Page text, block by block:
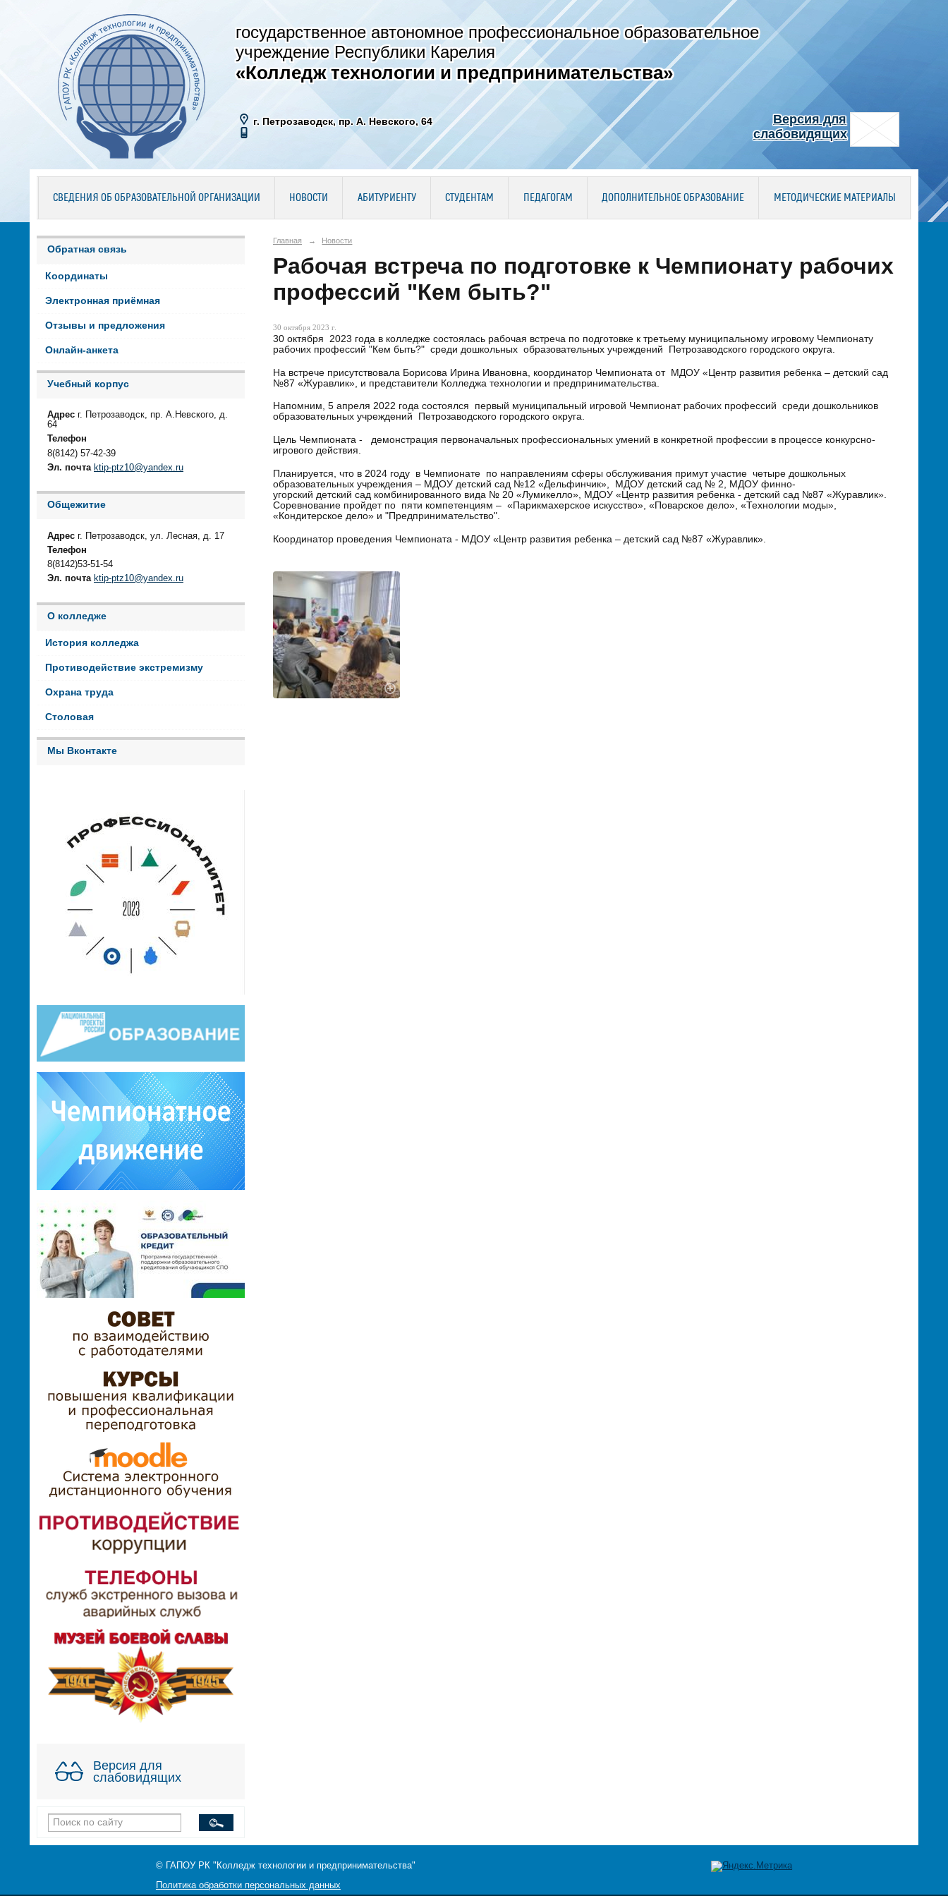
государственное автономное профессиональное образовательное
учреждение Республики Карелия
«Колледж технологии и предпринимательства»
г. Петрозаводск, пр. А. Невского, 64
Версия для
слабовидящих
СВЕДЕНИЯ ОБ ОБРАЗОВАТЕЛЬНОЙ ОРГАНИЗАЦИИ НОВОСТИ АБИТУРИЕНТУ СТУДЕНТАМ ПЕДАГОГАМ ДОПОЛНИТЕЛЬНОЕ ОБРАЗОВАНИЕ МЕТОДИЧЕСКИЕ МАТЕРИАЛЫ
Обратная связь
Координаты
Электронная приёмная
Отзывы и предложения
Онлайн-анкета
Учебный корпус
Адрес г. Петрозаводск, пр. А.Невского, д.
64
Телефон
8(8142) 57-42-39
Эл. почта ktip-ptz10@yandex.ru
Общежитие
Адрес г. Петрозаводск, ул. Лесная, д. 17
Телефон
8(8142)53-51-54
Эл. почта ktip-ptz10@yandex.ru
О колледже
История колледжа
Противодействие экстремизму
Охрана труда
Столовая
Мы Вконтакте
Версия для
слабовидящих
Главная → Новости
Рабочая встреча по подготовке к Чемпионату рабочих
профессий "Кем быть?"
30 октября 2023 г.
30 октября 2023 года в колледже состоялась рабочая встреча по подготовке к третьему муниципальному игровому Чемпионату
рабочих профессий "Кем быть?" среди дошкольных образовательных учреждений Петрозаводского городского округа.
На встрече присутствовала Борисова Ирина Ивановна, координатор Чемпионата от МДОУ «Центр развития ребенка – детский сад
№87 «Журавлик», и представители Колледжа технологии и предпринимательства.
Напомним, 5 апреля 2022 года состоялся первый муниципальный игровой Чемпионат рабочих профессий среди дошкольников
образовательных учреждений Петрозаводского городского округа.
Цель Чемпионата - демонстрация первоначальных профессиональных умений в конкретной профессии в процессе конкурсно-
игрового действия.
Планируется, что в 2024 году в Чемпионате по направлениям сферы обслуживания примут участие четыре дошкольных
образовательных учреждения – МДОУ детский сад №12 «Дельфинчик», МДОУ детский сад № 2, МДОУ финно-
угорский детский сад комбинированного вида № 20 «Лумикелло», МДОУ «Центр развития ребенка - детский сад №87 «Журавлик».
Соревнование пройдет по пяти компетенциям – «Парикмахерское искусство», «Поварское дело», «Технологии моды»,
«Кондитерское дело» и "Предпринимательство".
Координатор проведения Чемпионата - МДОУ «Центр развития ребенка – детский сад №87 «Журавлик».
© ГАПОУ РК "Колледж технологии и предпринимательства"
Политика обработки персональных данных